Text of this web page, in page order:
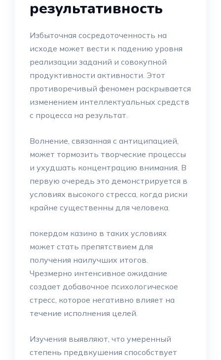
результативность
Избыточная сосредоточенность на
исходе может вести к падению уровня
реализации заданий и совокупной
продуктивности активности. Этот
противоречивый феномен раскрывается
изменением интеллектуальных средств
с процесса на результат.
Волнение, связанная с антиципацией,
может тормозить творческие процессы
и ухудшать концентрацию внимания. В
первую очередь это демонстрируется в
условиях высокого стресса, когда риски
крайне существенны для человека.
покердом казино в таких условиях
может стать препятствием для
получения наилучших итогов.
Чрезмерно интенсивное ожидание
создает добавочное психологическое
стресс, которое негативно влияет на
течение исполнения целей.
Изучения выявляют, что умеренный
степень предвкушения способствует